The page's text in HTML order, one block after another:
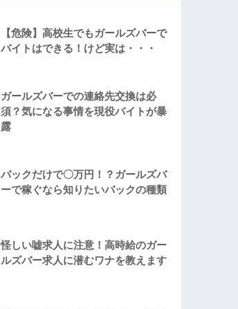
【危険】高校生でもガールズバーで
バイトはできる！けど実は・・・
ガールズバーでの連絡先交換は必
須？気になる事情を現役バイトが暴
露
バックだけで〇万円！？ガールズバ
ーで稼ぐなら知りたいバックの種類
怪しい嘘求人に注意！高時給のガー
ルズバー求人に潜むワナを教えます